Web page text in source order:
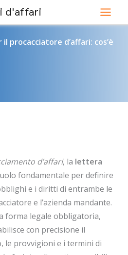
d'affari
procacciatore d’affari: cos’è
d’affari, la lettera
fondamentale per definire
e i diritti di entrambe le
e l’azienda mandante.
forma legale obbligatoria,
con precisione il
le provvigioni e i termini di